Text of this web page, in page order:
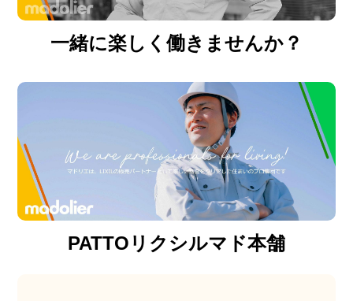
一緒に楽しく働きませんか？
PATTOリクシルマド本舗